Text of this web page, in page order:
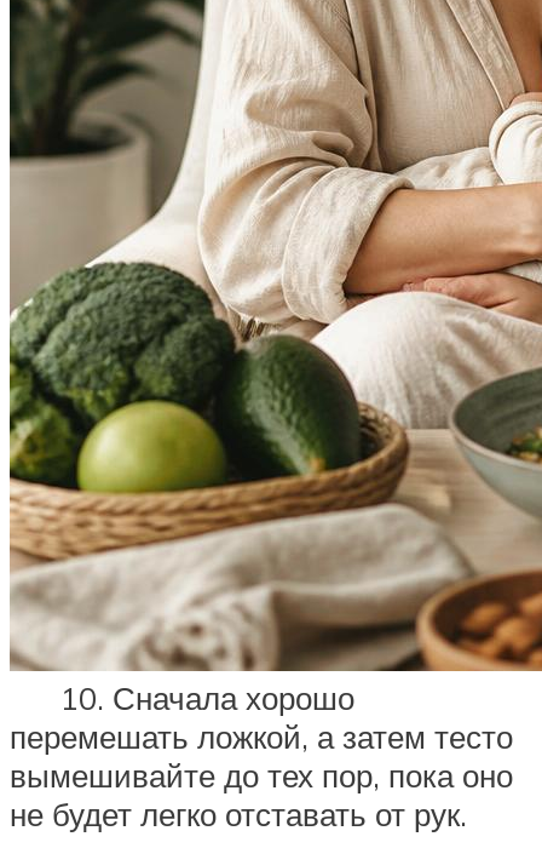
10. Сначала хорошо
перемешать ложкой, а затем тесто
вымешивайте до тех пор, пока оно
не будет легко отставать от рук.